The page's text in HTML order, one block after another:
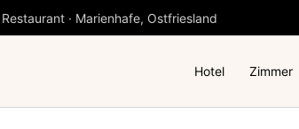
· Marienhafe, Ostfriesland
Hotel Zimmer